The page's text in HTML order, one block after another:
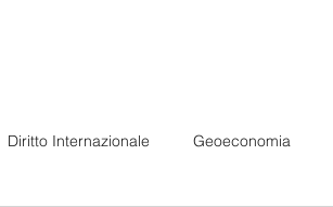
Diritto Internazionale Geoeconomia